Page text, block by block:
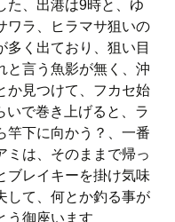
た、出港は9時と、ゆ
ワラ、ヒラマサ狙いの
多く出ており、狙い目
と言う魚影が無く、沖
か見つけて、フカセ始
いで巻き上げると、ラ
竿下に向かう？、一番
ミは、そのままで帰っ
ブレイキーを掛け気味
して、何とか釣る事が
御座います